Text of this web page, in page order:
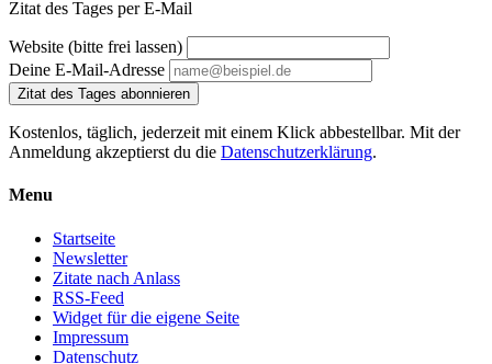
Zitat des Tages per E-Mail
Website (bitte frei lassen)
Deine E-Mail-Adresse
Zitat des Tages abonnieren
Kostenlos, täglich, jederzeit mit einem Klick abbestellbar. Mit der
Anmeldung akzeptierst du die Datenschutzerklärung.
Menu
Startseite
Newsletter
Zitate nach Anlass
RSS-Feed
Widget für die eigene Seite
Impressum
Datenschutz